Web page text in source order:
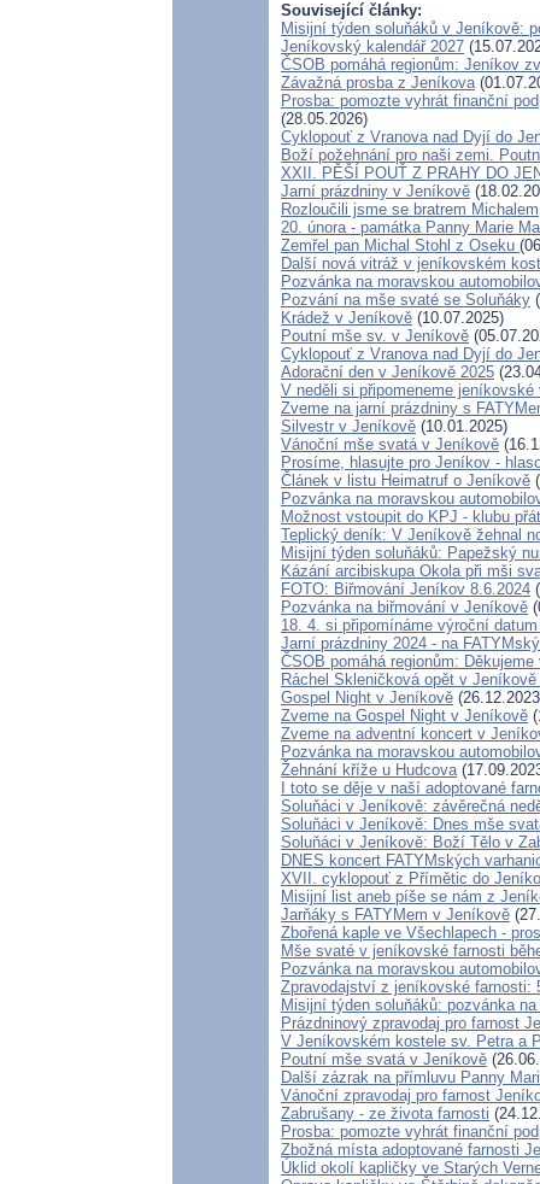
Související články:
Misijní týden soluňáků v Jeníkově:
Jeníkovský kalendář 2027
ČSOB pomáhá regionům: Jeníkov
Závažná prosba z Jeníkova
Prosba: pomozte vyhrát finanční
(28.05.2026)
Cyklopouť z Vranova nad Dyjí do
Boží požehnání pro naši zemi.
XXII. PĚŠÍ POUŤ Z PRAHY DO
Jarní prázdniny v Jeníkově
Rozloučili jsme se bratrem Michalem
20. února - památka Panny Marie
Zemřel pan Michal Stohl z Oseku
Další nová vitráž v jeníkovském
Pozvánka na moravskou
Pozvání na mše svaté se Soluňáky
Krádež v Jeníkově (10.07.2025)
Poutní mše sv. v Jeníkově
Cyklopouť z Vranova nad Dyjí do
Adorační den v Jeníkově 2025
V neděli si připomeneme jeníkovské
Zveme na jarní prázdniny s
Silvestr v Jeníkově (10.01.2025)
Vánoční mše svatá v Jeníkově
Prosíme, hlasujte pro Jeníkov -
Článek v listu Heimatruf o Jeníkově
Pozvánka na moravskou
Možnost vstoupit do KPJ - klubu
Teplický deník: V Jeníkově žehnal
Misijní týden soluňáků: Papežský
Kázání arcibiskupa Okola při mši
FOTO: Biřmování Jeníkov 8.6.2024
Pozvánka na biřmování v Jeníkově
18. 4. si připomínáme výroční
Jarní prázdniny 2024 - na
ČSOB pomáhá regionům: Děkujeme
Ráchel Skleničková opět v
Gospel Night v Jeníkově
Zveme na Gospel Night v Jeníkově
Zveme na adventní koncert v
Pozvánka na moravskou
Žehnání kříže u Hudcova
I toto se děje v naší adoptované
Soluňáci v Jeníkově: závěrečná
Soluňáci v Jeníkově: Dnes mše
Soluňáci v Jeníkově: Boží Tělo v
DNES koncert FATYMských
XVII. cyklopouť z Přímětic do
Misijní list aneb píše se nám z
Jarňáky s FATYMem v Jeníkově
Zbořená kaple ve Všechlapech -
Mše svaté v jeníkovské farnosti
Pozvánka na moravskou
Zpravodajství z jeníkovské farnosti:
Misijní týden soluňáků: pozvánka
Prázdninový zpravodaj pro farnost
V Jeníkovském kostele sv. Petra a
Poutní mše svatá v Jeníkově
Další zázrak na přímluvu Panny
Vánoční zpravodaj pro farnost
Zabrušany - ze života farnosti
Prosba: pomozte vyhrát finanční
Zbožná místa adoptované farnosti
Úklid okolí kapličky ve Starých